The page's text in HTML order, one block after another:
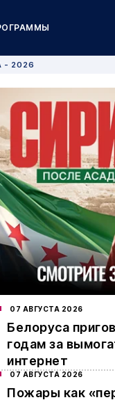
2026
07 АВГУСТА 2026
Белоруса
годам за
интернет
07 АВГУСТА 2026
Пожары как